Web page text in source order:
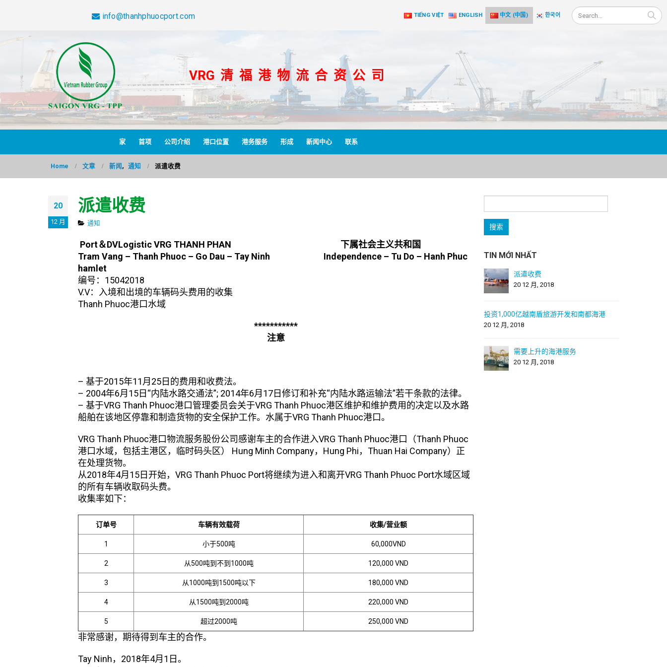
info@thanhphuocport.com TIẾNG VIỆT ENGLISH 中文 (中国) 한국어
VRG 清 福 港 物 流 合 资 公 司
家 首项 公司介绍 港口位置 港务服务 形成 新闻中心 联系
Home 文章 新闻 , 通知 派遣收费
20
12 月
派遣收费
通知
Port＆DVLogistic VRG THANH PHAN 下属社会主义共和国
Tram Vang – Thanh Phuoc – Go Dau – Tay Ninh
Independence – Tu Do – Hanh Phuc
hamlet
编号：15042018
V.V：入境和出境的车辆码头费用的收集
Thanh Phuoc港口水域
***********
注意
– 基于2015年11月25日的费用和收费法。
– 2004年6月15日“内陆水路交通法”; 2014年6月17日修订和补充“内陆水路运输法”若干条款的法律。
– 基于VRG Thanh Phuoc港口管理委员会关于VRG Thanh Phuoc港区维护和维护费用的决定以及水路
船舶在该地区停靠和制造货物的安全保护工作。水属于VRG Thanh Phuoc港口。
VRG Thanh Phuoc港口物流服务股份公司感谢车主的合作进入VRG Thanh Phuoc港口（Thanh Phuoc
港口水域，包括主港区，临时码头区） Hung Minh Company，Hung Phi，Thuan Hai Company）正
在处理货物。
从2018年4月15日开始，VRG Thanh Phuoc Port将继续为进入和离开VRG Thanh Phuoc Port水域区域
的所有车辆收取码头费。
收集率如下：
订单号 车辆有效载荷 收集/营业额
1 小于500吨 60,000VND
2 从500吨到不到1000吨 120,000 VND
3 从1000吨到1500吨以下 180,000 VND
4 从1500吨到2000吨 220,000 VND
5 超过2000吨 250,000 VND
非常感谢，期待得到车主的合作。
Tay Ninh，2018年4月1日。
索：
TIN MỚI NHẤT
派遣收费
20 12 月, 2018
投资1,000亿越南盾旅游开发和南都海港
20 12 月, 2018
需要上升的海港服务
20 12 月, 2018